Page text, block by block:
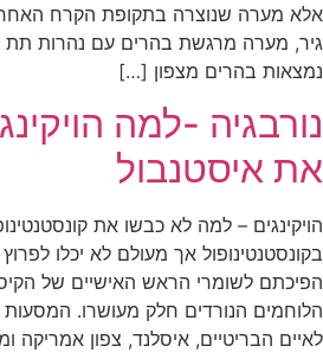
אלא מערה שנוצרה בתקופת הקרח
גיר, מערה מרגשת בהרים עם נהרות תת
נמצאות בהרים מצפון […]
נורבגיה -למה
את איסטנבול
הויקינגים – למה לא כבשו את
בקונסטנטינופול אך מעולם לא יכלו
הפיכתם לשומרי הראש האישיים של
הלוחמים הנורדים חלק מעושרו. המסעות
לאיים הבריטיים, איסלנד, צפון